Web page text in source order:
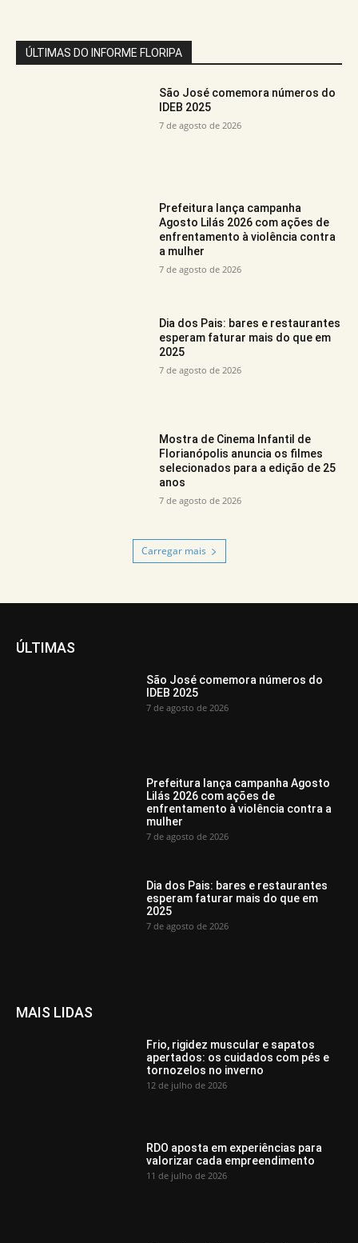
ÚLTIMAS DO INFORME FLORIPA
São José comemora números do
IDEB 2025
7 de agosto de 2026
Prefeitura lança campanha
Agosto Lilás 2026 com ações de
enfrentamento à violência contra
a mulher
7 de agosto de 2026
Dia dos Pais: bares e restaurantes
esperam faturar mais do que em
2025
7 de agosto de 2026
Mostra de Cinema Infantil de
Florianópolis anuncia os filmes
selecionados para a edição de 25
anos
7 de agosto de 2026
Carregar mais
ÚLTIMAS
São José comemora números do
IDEB 2025
7 de agosto de 2026
Prefeitura lança campanha Agosto
Lilás 2026 com ações de
enfrentamento à violência contra a
mulher
7 de agosto de 2026
Dia dos Pais: bares e restaurantes
esperam faturar mais do que em
2025
7 de agosto de 2026
MAIS LIDAS
Frio, rigidez muscular e sapatos
apertados: os cuidados com pés e
tornozelos no inverno
12 de julho de 2026
RDO aposta em experiências para
valorizar cada empreendimento
11 de julho de 2026